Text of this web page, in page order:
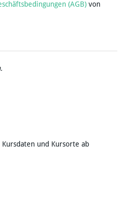
(AGB)von
und Kursorte ab